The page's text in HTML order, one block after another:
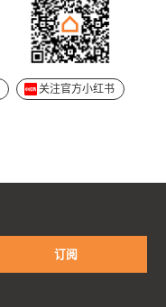
关注官方小红书